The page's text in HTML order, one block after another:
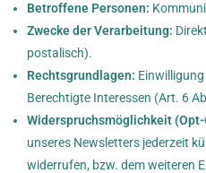
Betroffene Personen:
Zwecke der Verarbeitung:
postalisch).
Rechtsgrundlagen: Einwilligung
Berechtigte Interessen (Art. 6
Widerspruchsmöglichkeit (Opt-
unseres Newsletters jederzeit
widerrufen, bzw. dem weiteren